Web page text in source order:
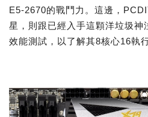
E5-2670的戰鬥力。這邊，
星，則跟已經入手這顆洋垃圾神
效能測試，以了解其8核心16執